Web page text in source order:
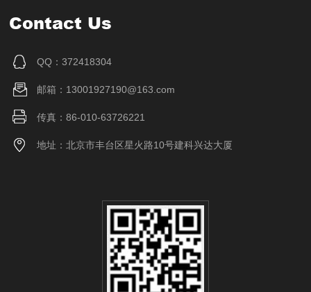
Contact Us
QQ：372418304
邮箱：13001927190@163.com
传真：86-010-63726221
地址：北京市丰台区星火路10号建科兴达大厦